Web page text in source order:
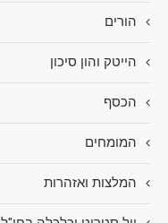
הורים
הייטק והון סיכון
הכסף
המומחים
המלצות ואזהרות